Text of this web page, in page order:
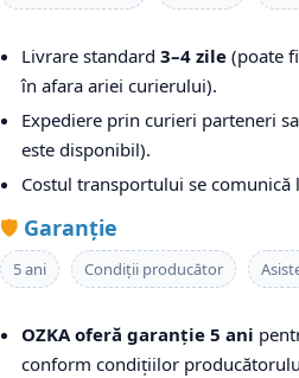
Livrare standard 3–4 zile(poate fi
în afara ariei curierului).
Expediere prin curieri parteneri
este disponibil).
Costul transportului se
🛡️ Garanție
5 ani Condiții producător
OZKA oferă garanție 5 ani
conform condițiilor